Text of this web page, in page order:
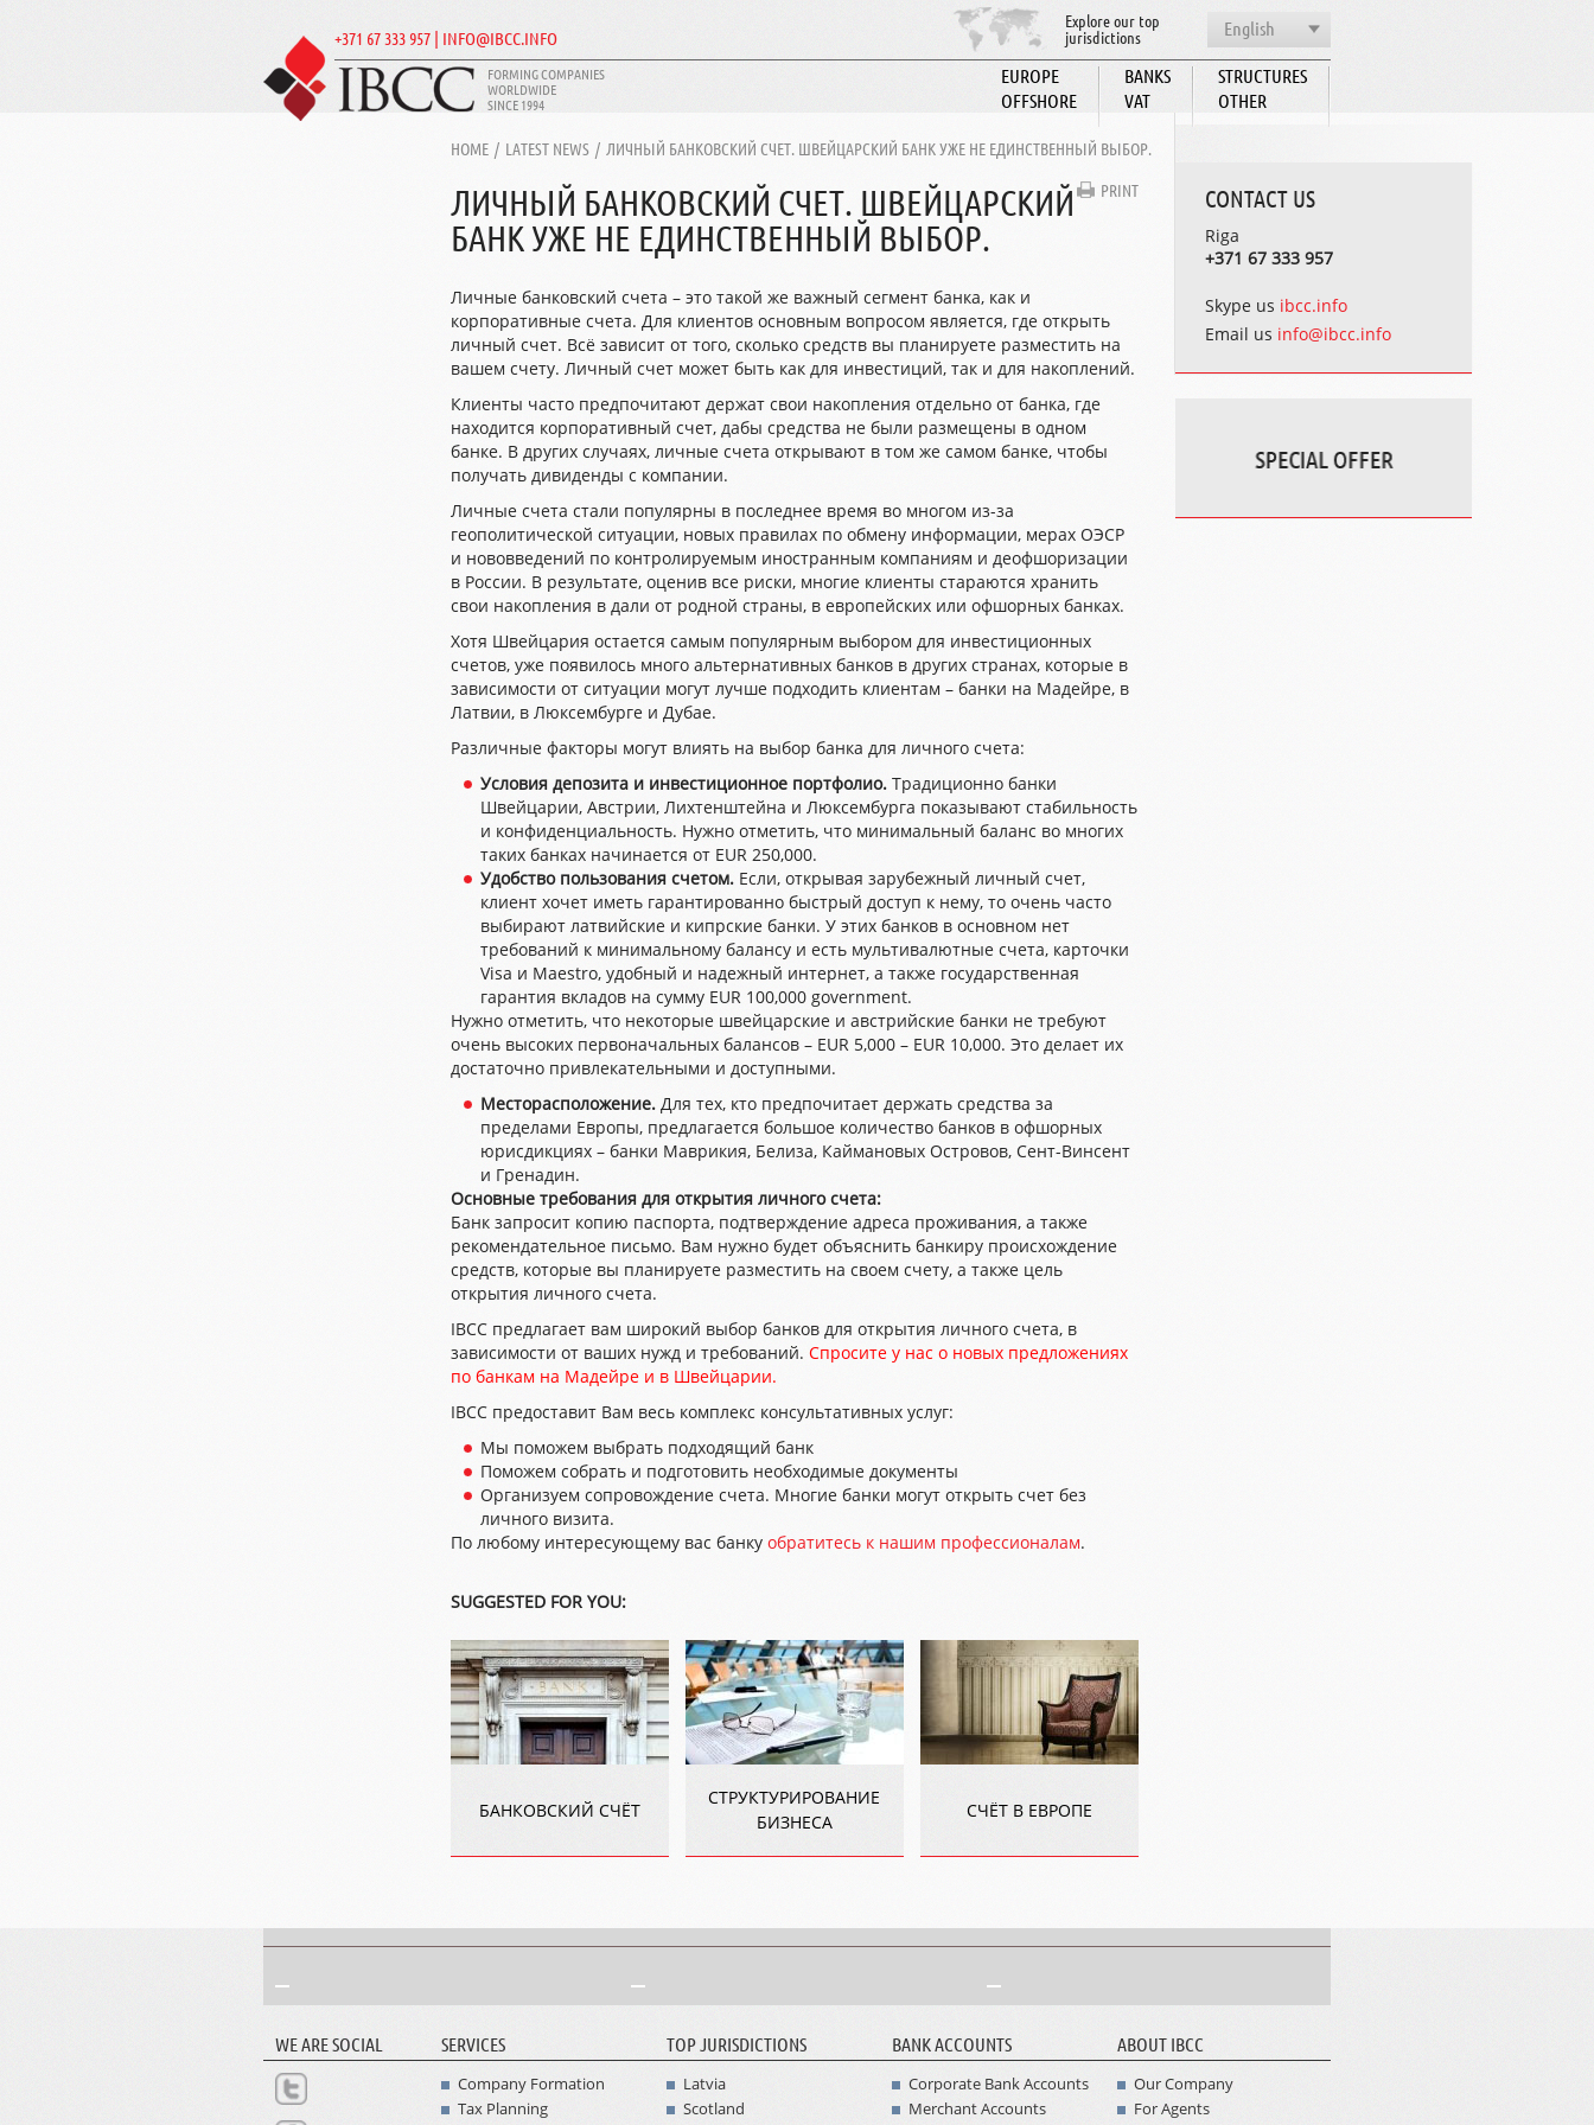
+371 67 333 957 | INFO@IBCC.INFO English
Explore our top
jurisdictions
FORMING COMPANIES
WORLDWIDE
SINCE 1994
EUROPE
OFFSHORE
BANKS
VAT
STRUCTURES
OTHER
ABOUT IBCC
HOME / LATEST NEWS / ЛИЧНЫЙ БАНКОВСКИЙ СЧЕТ. ШВЕЙЦАРСКИЙ БАНК УЖЕ НЕ ЕДИНСТВЕННЫЙ ВЫБОР.
PRINT
ЛИЧНЫЙ БАНКОВСКИЙ СЧЕТ. ШВЕЙЦАРСКИЙ
БАНК УЖЕ НЕ ЕДИНСТВЕННЫЙ ВЫБОР.
Личные банковский счета – это такой же важный сегмент банка, как и
корпоративные счета. Для клиентов основным вопросом является, где открыть
личный счет. Всё зависит от того, сколько средств вы планируете разместить на
вашем счету. Личный счет может быть как для инвестиций, так и для накоплений.
Клиенты часто предпочитают держат свои накопления отдельно от банка, где
находится корпоративный счет, дабы средства не были размещены в одном
банке. В других случаях, личные счета открывают в том же самом банке, чтобы
получать дивиденды с компании.
Личные счета стали популярны в последнее время во многом из-за
геополитической ситуации, новых правилах по обмену информации, мерах ОЭСР
и нововведений по контролируемым иностранным компаниям и деофшоризации
в России. В результате, оценив все риски, многие клиенты стараются хранить
свои накопления в дали от родной страны, в европейских или офшорных банках.
Хотя Швейцария остается самым популярным выбором для инвестиционных
счетов, уже появилось много альтернативных банков в других странах, которые в
зависимости от ситуации могут лучше подходить клиентам – банки на Мадейре, в
Латвии, в Люксембурге и Дубае.
Различные факторы могут влиять на выбор банка для личного счета:
Условия депозита и инвестиционное портфолио.Tрадиционно банки
Швейцарии, Австрии, Лихтенштейна и Люксембурга показывают стабильность
и конфиденциальность. Нужно отметить, что минимальный баланс во многих
таких банках начинается от EUR 250,000.
Удобство пользования счетом.Если, открывая зарубежный личный счет,
клиент хочет иметь гарантированно быстрый доступ к нему, то очень часто
выбирают латвийские и кипрские банки. У этих банков в основном нет
требований к минимальному балансу и есть мультивалютные счета, карточки
Visa и Maestro, удобный и надежный интернет, а также государственная
гарантия вкладов на сумму EUR 100,000 government.
Нужно отметить, что некоторые швейцарские и австрийские банки не требуют
очень высоких первоначальных балансов – EUR 5,000 – EUR 10,000. Это делает их
достаточно привлекательными и доступными.
Месторасположение.Для тех, кто предпочитает держать средства за
пределами Европы, предлагается большое количество банков в офшорных
юрисдикциях – банки Маврикия, Белиза, Каймановых Островов, Сент-Винсент
и Гренадин.
Основные требования для открытия личного счета:
Банк запросит копию паспорта, подтверждение адреса проживания, а также
рекомендательное письмо. Вам нужно будет объяснить банкиру происхождение
средств, которые вы планируете разместить на своем счету, а также цель
открытия личного счета.
IBCC предлагает вам широкий выбор банков для открытия личного счета, в
зависимости от ваших нужд и требований. Спросите у нас о новых предложениях
по банкам на Мадейре и в Швейцарии.
IBCC предоставит Вам весь комплекс консультативных услуг:
Мы поможем выбрать подходящий банк
Поможем собрать и подготовить необходимые документы
Организуем сопровождение счета. Многие банки могут открыть счет без
личного визита.
По любому интересующему вас банку обратитесь к нашим профессионалам.
SUGGESTED FOR YOU:
БАНКОВСКИЙ СЧЁТ
СТРУКТУРИРОВАНИЕ
БИЗНЕСА
СЧЁТ В ЕВРОПЕ
CONTACT US
Riga
+371 67 333 957
Skype us ibcc.info
Email us info@ibcc.info
WE ARE SOCIAL SERVICES
Company Formation
Tax Planning
TOP JURISDICTIONS
Latvia
Scotland
BANK ACCOUNTS
Corporate Bank Accounts
Merchant Accounts
ABOUT IBCC
Our Company
For Agents